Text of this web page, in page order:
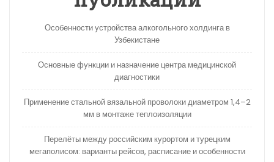
Особенности устройства алкогольного холдинга в
Узбекистане
Основные функции и назначение центра медицинской
диагностики
Применение стальной вязальной проволоки диаметром 1,4–2
мм в монтаже теплоизоляции
Перелёты между российским курортом и турецким
мегаполисом: варианты рейсов, расписание и особенности